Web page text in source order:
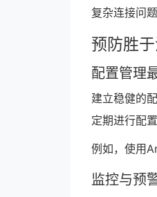
复杂连接问题
预防胜
配置管理
建立稳健的
定期进行配
例如，使用
监控与预